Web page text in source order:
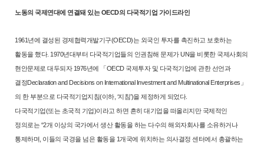
노동의 국제연대에 연결돼 있는 OECD의 다국적기업 가이드라인
1961년에 결성된 경제협력개발기구(OECD)는 외국인 투자를 촉진하고 보 호하는
활동을 했다. 1970년대부터 다국적기업들의 인권침해 문제가 UN을 비롯한 국제사회의
현안문제로 대두되자 1976년에 「OECD 국제투자 및 다국적기업에 관한 선언과
결정Declaration and Decisions on International Investment and Multinational Enterprises」
의 한 부분으로 다국적기업지침(이하, ‘지침’)을 제정하게 되었다.
다국적기업(또는 초국적 기업)이라고 하면 흔히 대기업을 떠올리지만 국제 적인
정의로는 “2개 이상의 국가에서 생산 활동을 하는 다수의 해외자회사를 소유하거나
통제하며, 이들의 국경을 넘은 활동을 1개국에 위치하는 의사결정 센터에서 총괄하는